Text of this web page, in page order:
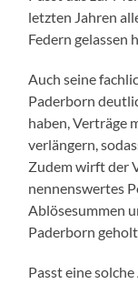
letzten Jahren
Federn gelassen
Auch seine
Paderborn
haben, Verträge
verlängern,
Zudem wirft der
nennenswertes
Ablösesummen
Paderborn
Passt eine